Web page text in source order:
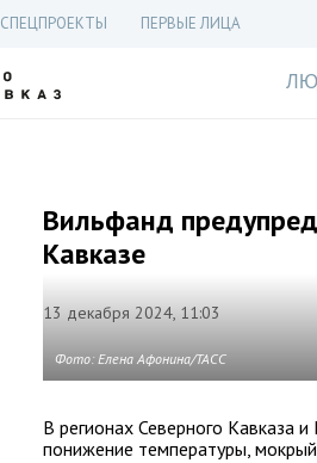
СПЕЦПРОЕКТЫ ПЕРВЫЕ ЛИЦА
Вильфанд
Кавказе
13 декабря 2024, 11:03
Фото: Елена Афонина/ТАСС
В регионах Северного Кавказа
понижение температуры,